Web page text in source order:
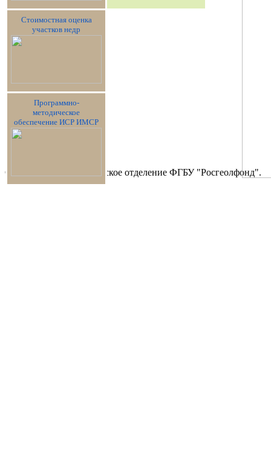
Стоимостная оценка
участков недр
Программно-
методическое
обеспечение ИСР ИМСР
Copyright © 2017 Сибирское отделение ФГБУ "Росгеолфонд".